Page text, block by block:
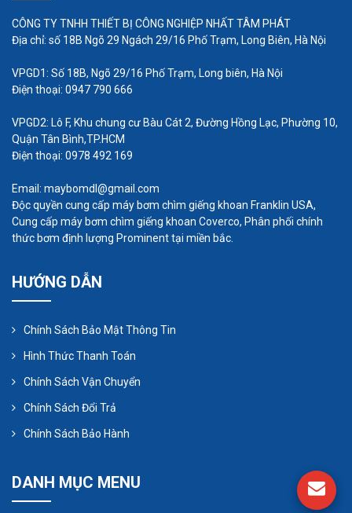
tìm đến chúng tôi. Công ty TNHH Thiết Bị Công
Nghệ Nhất Tâm Phát được thành lập bởi đội ngũ
nhiều năm kinh nghiệm về cung cấp máy thổi khí
con sò giá rẻ, thiết bị công nghiệp, hệ thống tự
động hóa và thiết bị điều khiển, Nhất Tâm Phát
luôn đem đến cho khách hàng các dịch vụ bảo
động một cách thông suốt, ổn định, hiệu quả và an
toàn nhất.
CÔNG TY TNHH THIẾT BỊ CÔNG NGHIỆP NHẤT TÂM PHÁT
Địa chỉ: số 18B Ngõ 29 Ngách 29/16 Phố Trạm, Long Biên, Hà Nội
VPGD1: Số 18B, Ngõ 29/16 Phố Trạm, Long biên, Hà Nội
Điện thoại: 0947 790 666
VPGD2: Lô F, Khu chung cư Bàu Cát 2, Đường Hồng Lạc, Phường 10,
Quận Tân Bình,TP.HCM
Điện thoại: 0978 492 169
Email: maybomdl@gmail.com
Độc quyền cung cấp máy bơm chìm giếng khoan Franklin USA,
Cung cấp máy bơm chìm giếng khoan Coverco, Phân phối chính
thức bơm định lượng Prominent tại miền bắc.
HƯỚNG DẪN
Chính Sách Bảo Mật Thông Tin
Hình Thức Thanh Toán
Chính Sách Vận Chuyển
Chính Sách Đổi Trả
Chính Sách Bảo Hành
DANH MỤC MENU